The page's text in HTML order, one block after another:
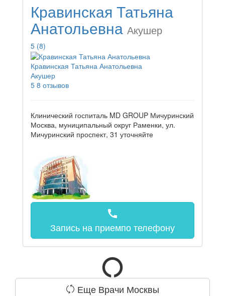
Кравинская Татьяна
Анатольевна Акушер
5 (8)
Кравинская Татьяна Анатольевна
Акушер
5 8 отзывов
Клинический госпиталь MD GROUP Мичуринский
Москва, муниципальный округ Раменки, ул.
Мичуринский проспект, 31 уточняйте
call
Запись на приемпо телефону
Еще Врачи Москвы